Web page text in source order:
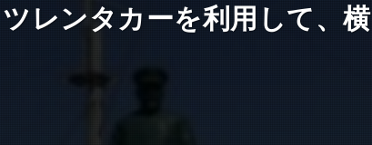
ツレンタカーを利用して、横